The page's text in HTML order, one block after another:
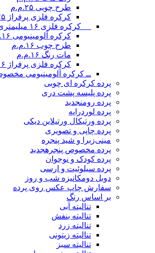
طرح چوبی ۲۵.م.م
کرکره فلزی پرفراژ ۲۵.م.م
__ کرکره فلزی ۱۶ میلیمتری
کرکره آلومینیومی ۱۶.م.م ساده
طرح چوب ۱۶.م.م
مات رنگ ۱۶.م.م
کرکره فلزی پرفراژ ۱۶.م.م
ــ کرکره آلومینیومی
پرده کرکره ای چوبی
پرده پلیسه پشت دری
پرده رومنجدید
پرده لوردراپه
پرده ورتیکال ورتیلاین دیکی
پرده چاپی و تصویری
مینی‌زبرا و شید پنجره
پرده مخصوص پنجرهجدید
پرده کودک و نوجوان
پرده سیلوئیت و ارسی
دوبل دومکانیزه شب و روز
سفارش چاپ عکس روی پرده
بر اساس رنگ
تنالیته آبی
تنالیته بنفش
تنالیته زرد
تنالیته زیتونی
تنالیته سبز